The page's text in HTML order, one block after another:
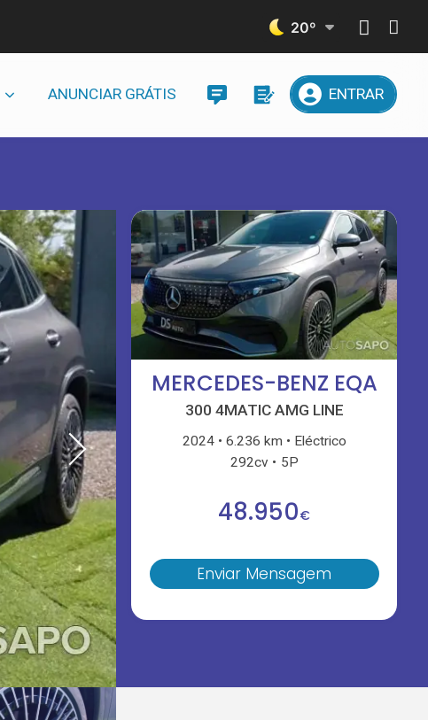
20º
ANUNCIAR GRÁTIS ENTRAR
MERCEDES-BENZ EQA
300 4MATIC AMG LINE
2024 6.236 km
Eléctrico
292cv
5P
48.950€
Enviar Mensagem